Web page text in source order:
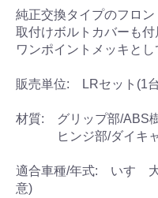
純正交換タイプのフロン
取付けボルトカバーも付
ワンポイントメッキと
販売単位: LRセット(1
材質: グリップ部/ABS
ヒンジ部/ダイキャ
適合車種/年式: いすゞ
意)